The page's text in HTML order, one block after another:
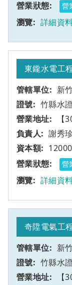
營
詳細資
東鑨水電工
新
竹縣水
【
謝秀珍
營
詳細資
奇陞電氣工
新
竹縣水
【